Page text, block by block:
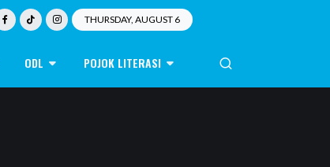
THURSDAY, AUGUST 6
ODL POJOK LITERASI